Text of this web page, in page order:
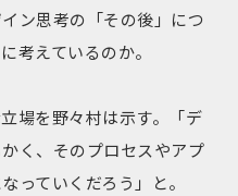
ン思考の「その後」につ
考えているのか。
場を野々村は示す。「デ
く、そのプロセスやアプ
っていくだろう」と。